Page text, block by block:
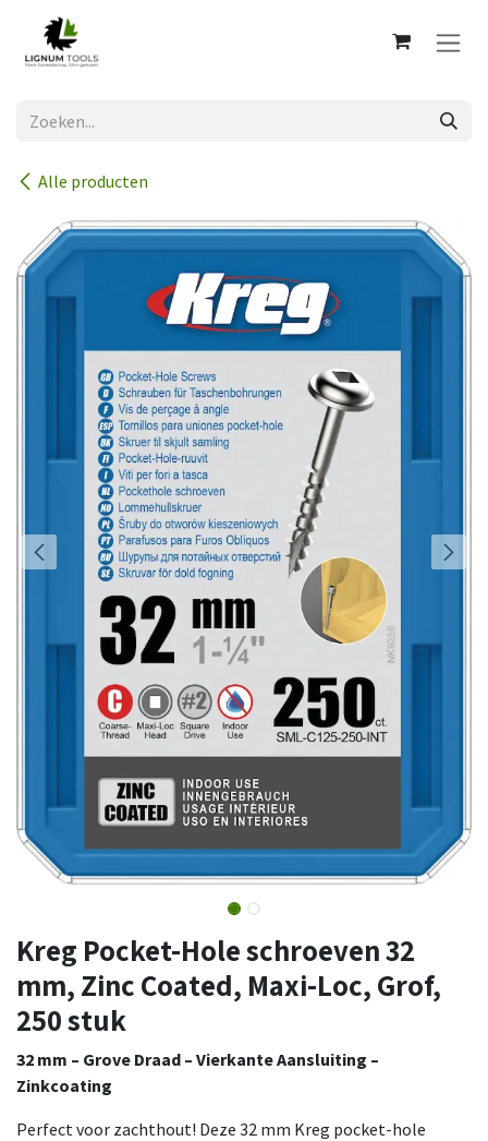
Overslaan naar inhoud
Alle producten
Kreg Pocket-Hole schroeven 32
mm, Zinc Coated, Maxi-Loc, Grof,
250 stuk
32 mm – Grove Draad – Vierkante Aansluiting –
Zinkcoating
Perfect voor zachthout! Deze 32 mm Kreg pocket-hole